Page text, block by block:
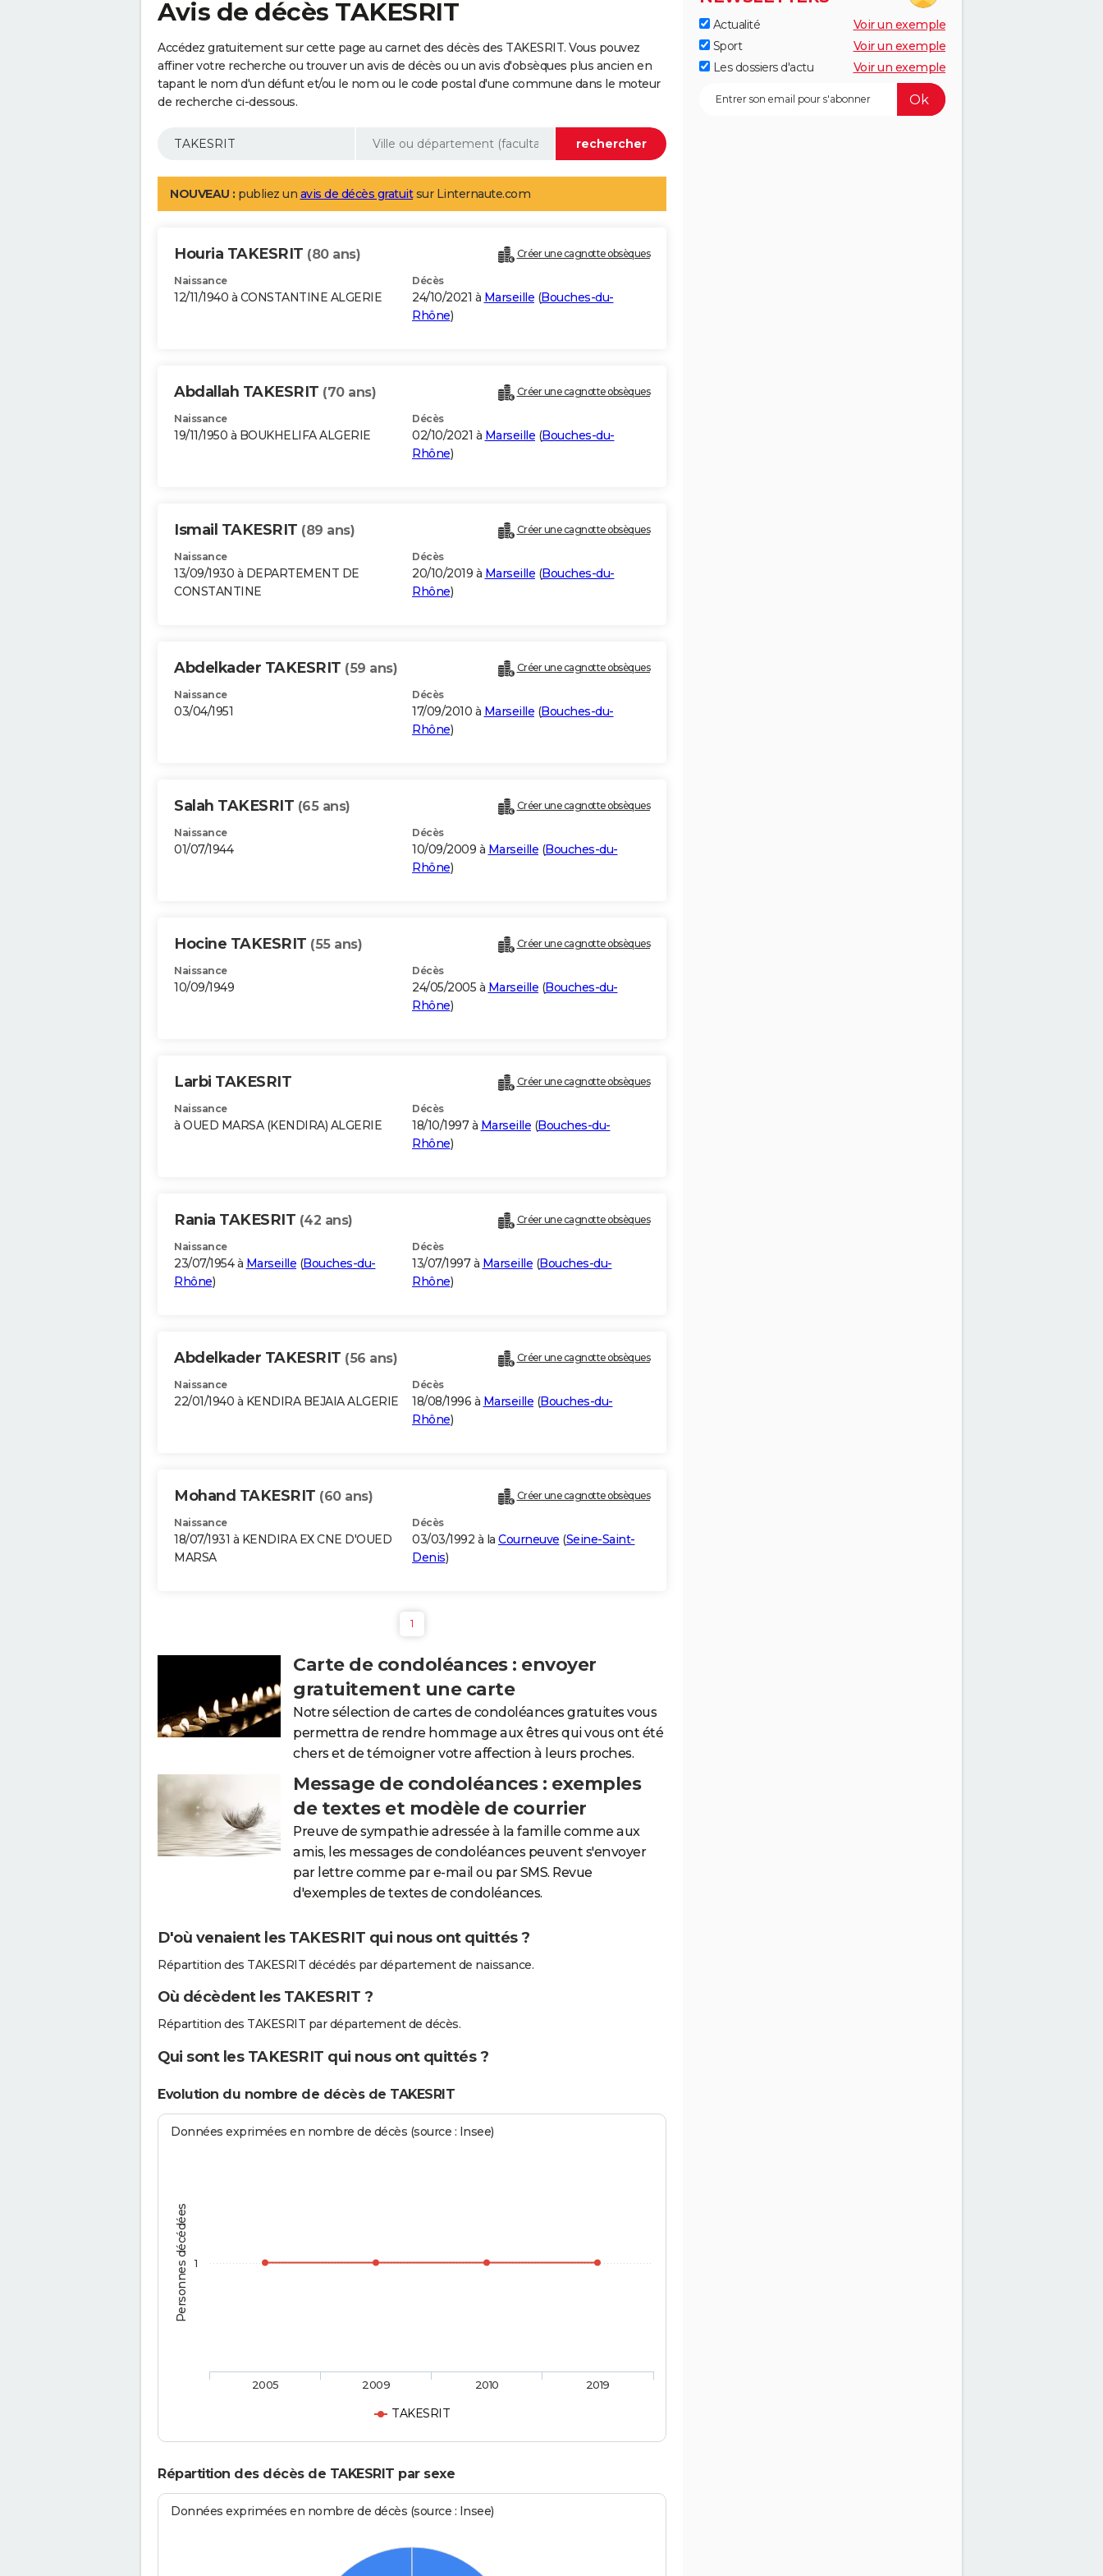
Avis de décès TAKESRIT
Accédez gratuitement sur cette page au carnet des décès des TAKESRIT. Vous pouvez
affiner votre recherche ou trouver un avis de décès ou un avis d'obsèques plus ancien en
tapant le nom d'un défunt et/ou le nom ou le code postal d'une commune dans le moteur
de recherche ci-dessous.
NOUVEAU : publiez un avis de décès gratuitsur Linternaute.com
Houria TAKESRIT (80 ans) Créer une cagnotte obsèques
Naissance
12/11/1940 à CONSTANTINE ALGERIE
Décès
24/10/2021 à Marseille (Bouches-du-
Rhône)
Abdallah TAKESRIT (70 ans) Créer une cagnotte obsèques
Naissance
19/11/1950 à BOUKHELIFA ALGERIE
Décès
02/10/2021 à Marseille (Bouches-du-
Rhône)
Ismail TAKESRIT (89 ans) Créer une cagnotte obsèques
Naissance
13/09/1930 à DEPARTEMENT DE
CONSTANTINE
Décès
20/10/2019 à Marseille (Bouches-du-
Rhône)
Abdelkader TAKESRIT (59 ans) Créer une cagnotte obsèques
Naissance
03/04/1951
Décès
17/09/2010 à Marseille (Bouches-du-
Rhône)
Salah TAKESRIT (65 ans) Créer une cagnotte obsèques
Naissance
01/07/1944
Décès
10/09/2009 à Marseille (Bouches-du-
Rhône)
Hocine TAKESRIT (55 ans) Créer une cagnotte obsèques
Naissance
10/09/1949
Décès
24/05/2005 à Marseille (Bouches-du-
Rhône)
Larbi TAKESRIT Créer une cagnotte obsèques
Naissance
à OUED MARSA (KENDIRA) ALGERIE
Décès
18/10/1997 à Marseille (Bouches-du-
Rhône)
Rania TAKESRIT (42 ans) Créer une cagnotte obsèques
Naissance
23/07/1954 à Marseille (Bouches-du-
Rhône)
Décès
13/07/1997 à Marseille (Bouches-du-
Rhône)
Abdelkader TAKESRIT (56 ans) Créer une cagnotte obsèques
Naissance
22/01/1940 à KENDIRA BEJAIA ALGERIE
Décès
18/08/1996 à Marseille (Bouches-du-
Rhône)
Mohand TAKESRIT (60 ans) Créer une cagnotte obsèques
Naissance
18/07/1931 à KENDIRA EX CNE D'OUED
MARSA
Décès
03/03/1992 à la Courneuve (Seine-Saint-
Denis)
1
Carte de condoléances : envoyer
gratuitement une carte
Notre sélection de cartes de condoléances gratuites vous
permettra de rendre hommage aux êtres qui vous ont été
chers et de témoigner votre affection à leurs proches.
Message de condoléances : exemples
de textes et modèle de courrier
Preuve de sympathie adressée à la famille comme aux
amis, les messages de condoléances peuvent s'envoyer
par lettre comme par e-mail ou par SMS. Revue
d'exemples de textes de condoléances.
D'où venaient les TAKESRIT qui nous ont quittés ?
Répartition des TAKESRIT décédés par département de naissance.
Où décèdent les TAKESRIT ?
Répartition des TAKESRIT par département de décès.
Qui sont les TAKESRIT qui nous ont quittés ?
Evolution du nombre de décès de TAKESRIT
Personnes décédées
Données exprimées en nombre de décès (source : Insee)
TAKESRIT
2005 2009 2010 2019
1
Répartition des décès de TAKESRIT par sexe
Données exprimées en nombre de décès (source : Insee)
Actualité
Voir un exemple
Sport
Voir un exemple
Les dossiers d'actu
Voir un exemple